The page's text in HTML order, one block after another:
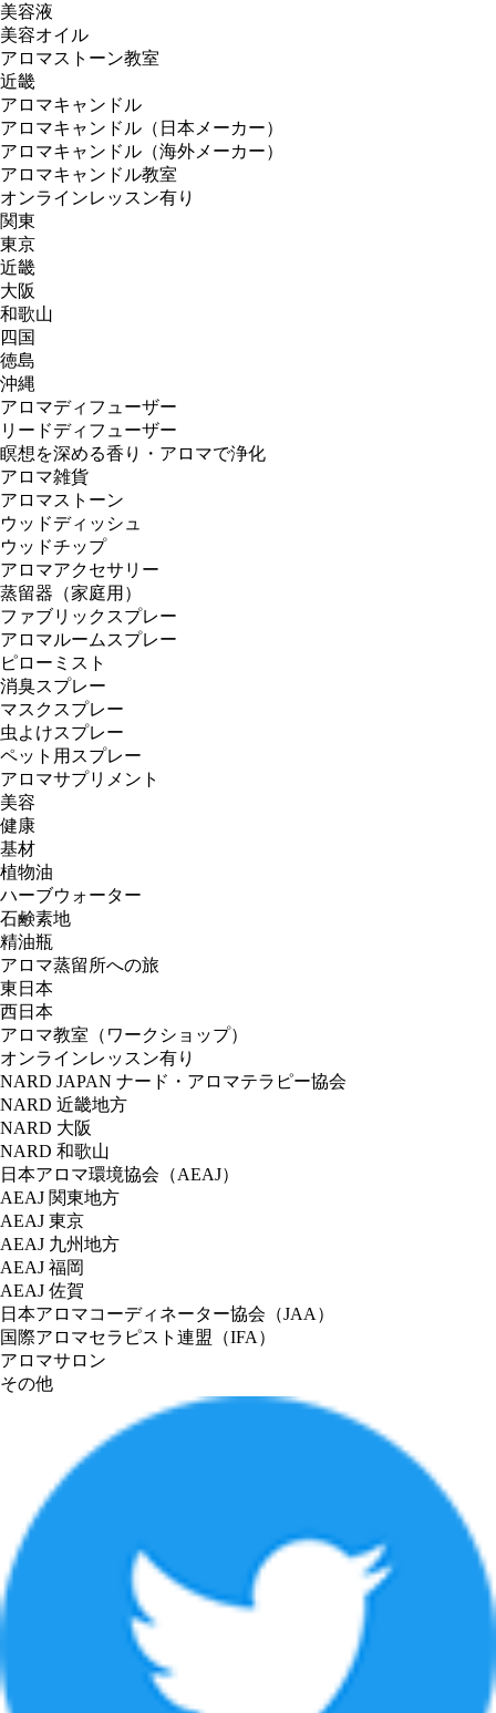
美容液
美容オイル
アロマストーン教室
近畿
アロマキャンドル
アロマキャンドル（日本メーカー）
アロマキャンドル（海外メーカー）
アロマキャンドル教室
オンラインレッスン有り
関東
東京
近畿
大阪
和歌山
四国
徳島
沖縄
アロマディフューザー
リードディフューザー
瞑想を深める香り・アロマで浄化
アロマ雑貨
アロマストーン
ウッドディッシュ
ウッドチップ
アロマアクセサリー
蒸留器（家庭用）
ファブリックスプレー
アロマルームスプレー
ピローミスト
消臭スプレー
マスクスプレー
虫よけスプレー
ペット用スプレー
アロマサプリメント
美容
健康
基材
植物油
ハーブウォーター
石鹸素地
精油瓶
アロマ蒸留所への旅
東日本
西日本
アロマ教室（ワークショップ）
オンラインレッスン有り
NARD JAPAN ナード・アロマテラピー協会
NARD 近畿地方
NARD 大阪
NARD 和歌山
日本アロマ環境協会（AEAJ）
AEAJ 関東地方
AEAJ 東京
AEAJ 九州地方
AEAJ 福岡
AEAJ 佐賀
日本アロマコーディネーター協会（JAA）
国際アロマセラピスト連盟（IFA）
アロマサロン
その他